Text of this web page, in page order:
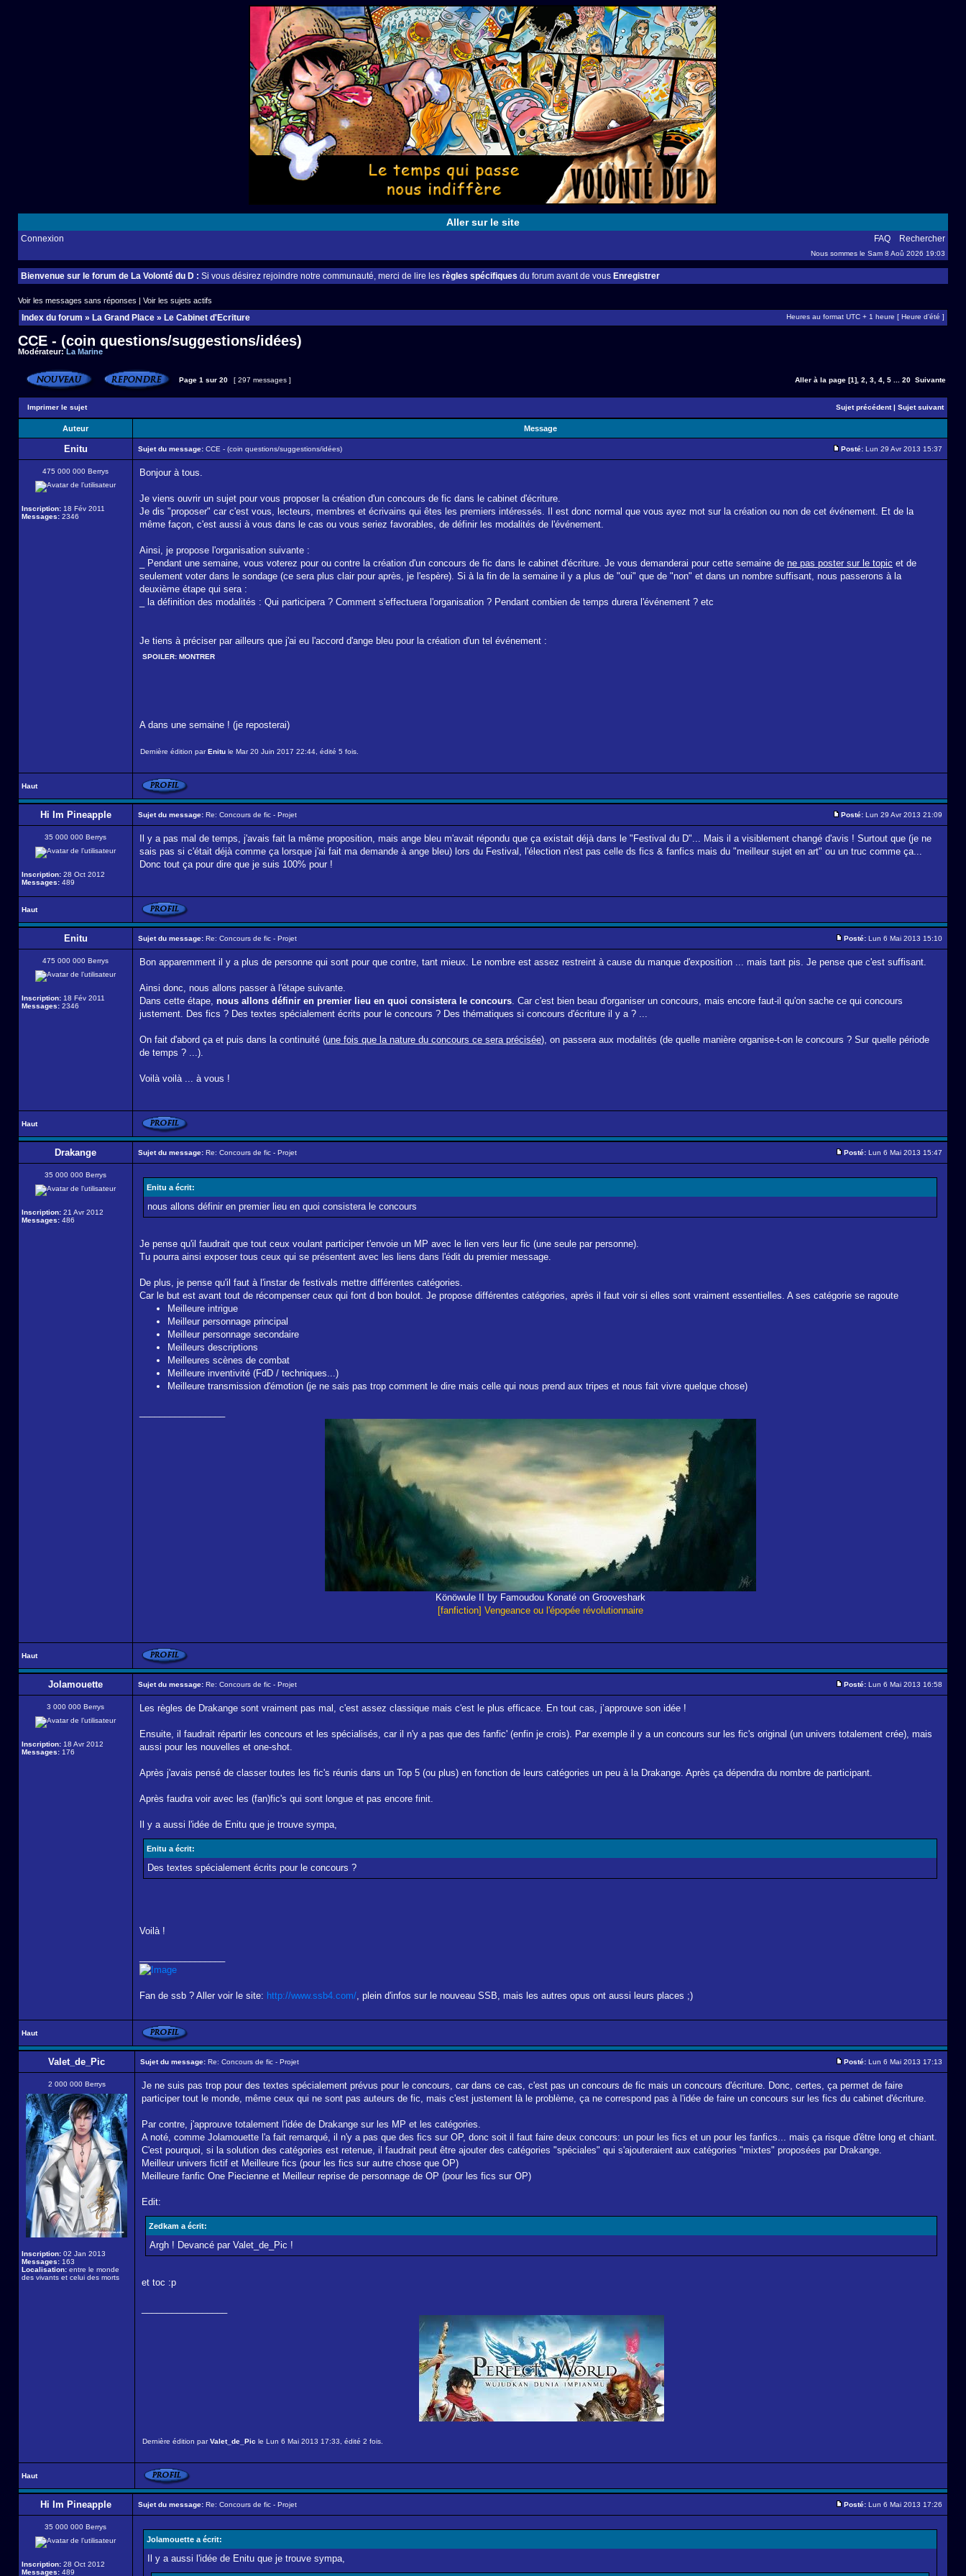
Aller sur le site
Connexion FAQ Rechercher
Nous sommes le Sam 8 Aoû 2026 19:03
Bienvenue sur le forum de La Volonté du D : Si vous désirez rejoindre notre communauté, merci de lire les règles spécifiques du forum avant de vous Enregistrer
Voir les messages sans réponses | Voir les sujets actifs
Index du forum » La Grand Place » Le Cabinet d'Ecriture Heures au format UTC + 1 heure [ Heure d’été ]
CCE - (coin questions/suggestions/idées)
Modérateur:La Marine
Page 1 sur 20 [ 297 messages ] Aller à la page [1] 2 3 4 5 20 Suivante
Imprimer le sujet Sujet précédent| Sujet suivant
Auteur Message
Enitu Sujet du message: CCE - (coin questions/suggestions/idées) Posté: Lun 29 Avr 2013 15:37
475 000 000 Berrys
Inscription: 18 Fév 2011
Messages: 2346
Bonjour à tous.
Je viens ouvrir un sujet pour vous proposer la création d'un concours de fic dans le cabinet d'écriture.
Je dis "proposer" car c'est vous, lecteurs, membres et écrivains qui êtes les premiers intéressés. Il est donc normal que vous ayez mot sur la création ou non de cet événement. Et de la
même façon, c'est aussi à vous dans le cas ou vous seriez favorables, de définir les modalités de l'événement.
Ainsi, je propose l'organisation suivante :
_ Pendant une semaine, vous voterez pour ou contre la création d'un concours de fic dans le cabinet d'écriture. Je vous demanderai pour cette semaine de ne pas poster sur le topic et de
seulement voter dans le sondage (ce sera plus clair pour après, je l'espère). Si à la fin de la semaine il y a plus de "oui" que de "non" et dans un nombre suffisant, nous passerons à la
deuxième étape qui sera :
_ la définition des modalités : Qui participera ? Comment s'effectuera l'organisation ? Pendant combien de temps durera l'événement ? etc
Je tiens à préciser par ailleurs que j'ai eu l'accord d'ange bleu pour la création d'un tel événement :
SPOILER: MONTRER
A dans une semaine ! (je reposterai)
Dernière édition parEnitu le Mar 20 Juin 2017 22:44, édité 5 fois.
Haut
Hi Im Pineapple Sujet du message: Re: Concours de fic - Projet Posté: Lun 29 Avr 2013 21:09
35 000 000 Berrys
Inscription: 28 Oct 2012
Messages: 489
Il y a pas mal de temps, j'avais fait la même proposition, mais ange bleu m'avait répondu que ça existait déjà dans le "Festival du D"... Mais il a visiblement changé d'avis ! Surtout que (je ne
sais pas si c'était déjà comme ça lorsque j'ai fait ma demande à ange bleu) lors du Festival, l'élection n'est pas celle ds fics & fanfics mais du "meilleur sujet en art" ou un truc comme ça...
Donc tout ça pour dire que je suis 100% pour !
Haut
Enitu Sujet du message: Re: Concours de fic - Projet Posté: Lun 6 Mai 2013 15:10
475 000 000 Berrys
Inscription: 18 Fév 2011
Messages: 2346
Bon apparemment il y a plus de personne qui sont pour que contre, tant mieux. Le nombre est assez restreint à cause du manque d'exposition ... mais tant pis. Je pense que c'est suffisant.
Ainsi donc, nous allons passer à l'étape suivante.
Dans cette étape, nous allons définir en premier lieu en quoi consistera le concours. Car c'est bien beau d'organiser un concours, mais encore faut-il qu'on sache ce qui concours
justement. Des fics ? Des textes spécialement écrits pour le concours ? Des thématiques si concours d'écriture il y a ? ...
On fait d'abord ça et puis dans la continuité (une fois que la nature du concours ce sera précisée), on passera aux modalités (de quelle manière organise-t-on le concours ? Sur quelle période
de temps ? ...).
Voilà voilà ... à vous !
Haut
Drakange Sujet du message: Re: Concours de fic - Projet Posté: Lun 6 Mai 2013 15:47
35 000 000 Berrys
Inscription: 21 Avr 2012
Messages: 486
Enitu a écrit:
nous allons définir en premier lieu en quoi consistera le concours
Je pense qu'il faudrait que tout ceux voulant participer t'envoie un MP avec le lien vers leur fic (une seule par personne).
Tu pourra ainsi exposer tous ceux qui se présentent avec les liens dans l'édit du premier message.
De plus, je pense qu'il faut à l'instar de festivals mettre différentes catégories.
Car le but est avant tout de récompenser ceux qui font d bon boulot. Je propose différentes catégories, après il faut voir si elles sont vraiment essentielles. A ses catégorie se ragoute
Meilleure intrigue
Meilleur personnage principal
Meilleur personnage secondaire
Meilleurs descriptions
Meilleures scènes de combat
Meilleure inventivité (FdD / techniques...)
Meilleure transmission d'émotion (je ne sais pas trop comment le dire mais celle qui nous prend aux tripes et nous fait vivre quelque chose)
Könöwule II by Famoudou Konatéon Grooveshark
[fanfiction] Vengeance ou l'épopée révolutionnaire
Haut
Jolamouette Sujet du message: Re: Concours de fic - Projet Posté: Lun 6 Mai 2013 16:58
3 000 000 Berrys
Inscription: 18 Avr 2012
Messages: 176
Les règles de Drakange sont vraiment pas mal, c'est assez classique mais c'est le plus efficace. En tout cas, j’approuve son idée !
Ensuite, il faudrait répartir les concours et les spécialisés, car il n'y a pas que des fanfic' (enfin je crois). Par exemple il y a un concours sur les fic's original (un univers totalement crée), mais
aussi pour les nouvelles et one-shot.
Après j'avais pensé de classer toutes les fic's réunis dans un Top 5 (ou plus) en fonction de leurs catégories un peu à la Drakange. Après ça dépendra du nombre de participant.
Après faudra voir avec les (fan)fic's qui sont longue et pas encore finit.
Il y a aussi l'idée de Enitu que je trouve sympa,
Enitu a écrit:
Des textes spécialement écrits pour le concours ?
Voilà !
Fan de ssb ? Aller voir le site: http://www.ssb4.com/, plein d'infos sur le nouveau SSB, mais les autres opus ont aussi leurs places ;)
Haut
Valet_de_Pic Sujet du message: Re: Concours de fic - Projet Posté: Lun 6 Mai 2013 17:13
2 000 000 Berrys
Inscription: 02 Jan 2013
Messages: 163
Localisation: entre le monde
des vivants et celui des morts
Je ne suis pas trop pour des textes spécialement prévus pour le concours, car dans ce cas, c'est pas un concours de fic mais un concours d'écriture. Donc, certes, ça permet de faire
participer tout le monde, même ceux qui ne sont pas auteurs de fic, mais c'est justement là le problème, ça ne correspond pas à l'idée de faire un concours sur les fics du cabinet d'écriture.
Par contre, j'approuve totalement l'idée de Drakange sur les MP et les catégories.
A noté, comme Jolamouette l'a fait remarqué, il n'y a pas que des fics sur OP, donc soit il faut faire deux concours: un pour les fics et un pour les fanfics... mais ça risque d'être long et chiant.
C'est pourquoi, si la solution des catégories est retenue, il faudrait peut être ajouter des catégories "spéciales" qui s'ajouteraient aux catégories "mixtes" proposées par Drakange.
Meilleur univers fictif et Meilleure fics (pour les fics sur autre chose que OP)
Meilleure fanfic One Piecienne et Meilleur reprise de personnage de OP (pour les fics sur OP)
Edit:
Zedkam a écrit:
Argh ! Devancé par Valet_de_Pic !
et toc :p
Dernière édition parValet_de_Pic le Lun 6 Mai 2013 17:33, édité 2 fois.
Haut
Hi Im Pineapple Sujet du message: Re: Concours de fic - Projet Posté: Lun 6 Mai 2013 17:26
35 000 000 Berrys
Inscription: 28 Oct 2012
Messages: 489
Jolamouette a écrit:
Il y a aussi l'idée de Enitu que je trouve sympa,